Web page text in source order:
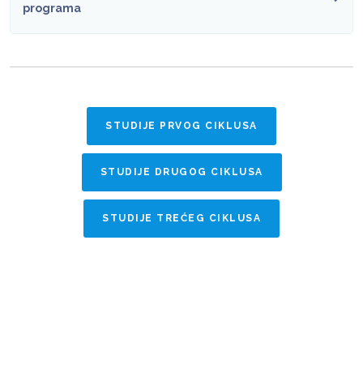
programa
STUDIJE PRVOG CIKLUSA
STUDIJE DRUGOG CIKLUSA
STUDIJE TREĆEG CIKLUSA